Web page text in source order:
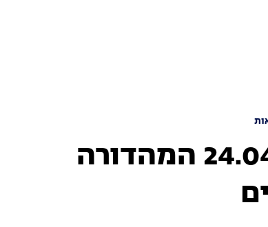
המהדורה המרכזית 24.04.19 המהדורה